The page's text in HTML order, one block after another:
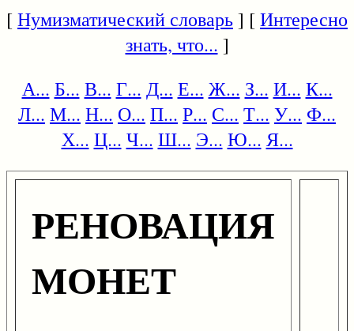
[Нумизматический словарь] [Интересно
знать, что... ]
А... Б... В... Г... Д... Е... Ж... З... И... К...
Л... М... Н... О... П... Р... С... Т... У... Ф...
Х... Ц... Ч... Ш... Э... Ю... Я...
РЕНОВАЦИЯ
МОНЕТ